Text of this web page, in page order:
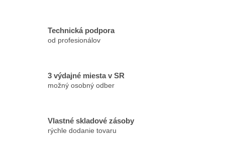
Technická podpora
od profesionálov
3 výdajné miesta v SR
možný osobný odber
Vlastné skladové zásoby
rýchle dodanie tovaru